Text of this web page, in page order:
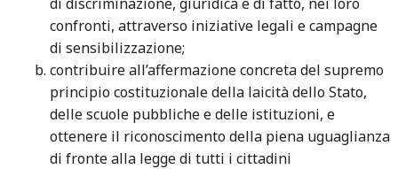
confronti, attraverso iniziative legali e campagne
di sensibilizzazione;
contribuire all’affermazione concreta del supremo
principio costituzionale della laicità dello Stato,
delle scuole pubbliche e delle istituzioni, e
ottenere il riconoscimento della piena uguaglianza
di fronte alla legge di tutti i cittadini